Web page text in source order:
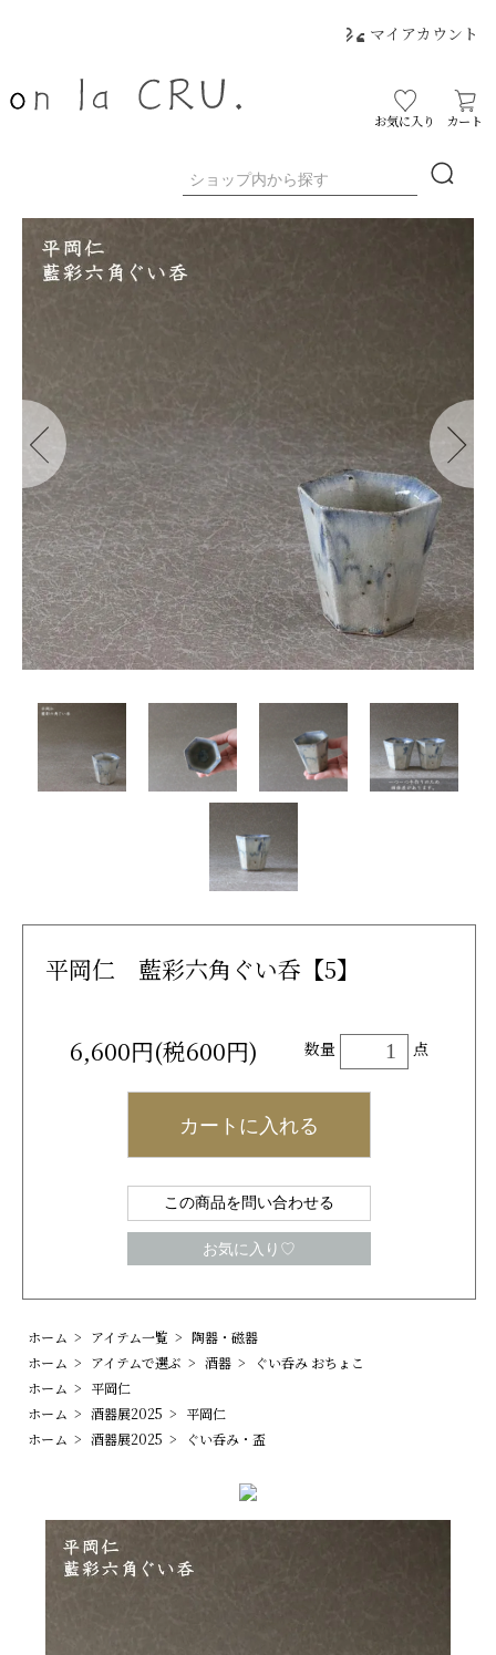
マイアカウント
お気に入り カート
平岡仁 藍彩六角ぐい呑【5】
6,600円(税600円) 数量 点
カートに入れる
この商品を問い合わせる
お気に入り♡
ホーム > アイテム一覧 > 陶器・磁器
ホーム > アイテムで選ぶ > 酒器 >
ぐい呑み おちょこ
ホーム > 平岡仁
ホーム > 酒器展2025 > 平岡仁
ホーム > 酒器展2025 > ぐい呑み・盃